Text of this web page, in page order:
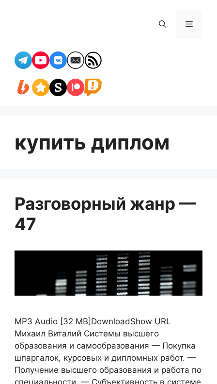
Меню
купить диплом
Разговорный жанр —
47
MP3 Audio [32 MB]DownloadShow URL
Михаил Виталий Системы высшего
образования и самообразования — Покупка
шпаргалок, курсовых и дипломных работ. —
Получение высшего образования и работа по